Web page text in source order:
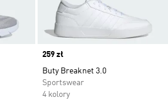
Price
259 zł
Buty Breaknet 3.0
Sportswear
4 kolory